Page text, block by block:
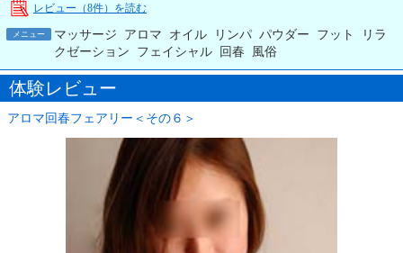
レビュー（8件）を読む
メニュー
マッサージ アロマ オイル リンパ パウダー フット リラ
クゼーション フェイシャル 回春 風俗
体験レビュー
アロマ回春フェアリー＜その６＞